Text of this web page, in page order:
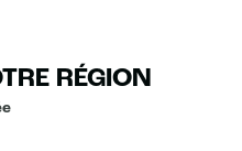
RÉGION